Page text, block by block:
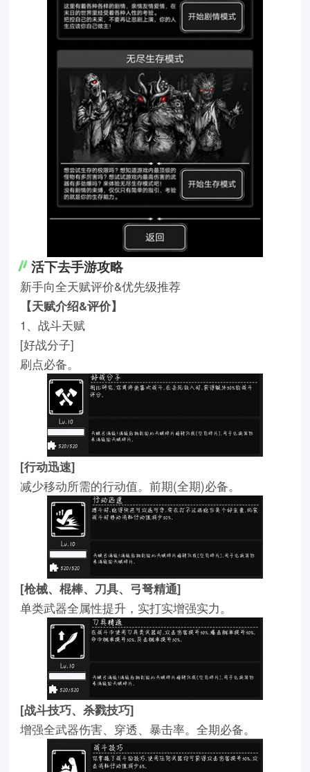
活下去手游攻略
新手向全天赋评价&优先级推荐
【天赋介绍&评价】
1、战斗天赋
[好战分子]
刷点必备。
[行动迅速]
减少移动所需的行动值。前期(全期)必备。
[枪械、棍棒、刀具、弓弩精通]
单类武器全属性提升，实打实增强实力。
[战斗技巧、杀戮技巧]
增强全武器伤害、穿透、暴击率。全期必备。